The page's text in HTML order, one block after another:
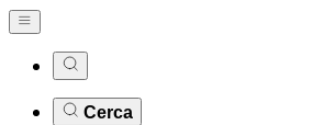
Cerca